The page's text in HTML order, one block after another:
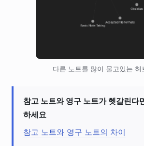
다른 노트를 많이 물고있는 허
참고 노트와 영구 노트가 헷갈린다
하세요
참고 노트와 영구 노트의 차이